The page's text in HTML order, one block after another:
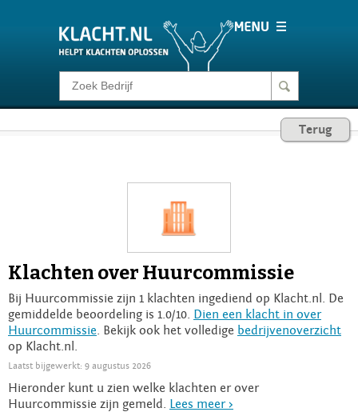
Klacht melden
Login
Terug
Klachten over Huurcommissie
Bij Huurcommissie zijn 1 klachten ingediend op Klacht.nl. De
gemiddelde beoordeling is 1.0/10. Dien een klacht in over
Huurcommissie . Bekijk ook het volledige bedrijvenoverzicht
op Klacht.nl.
Laatst bijgewerkt: 9 augustus 2026
Hieronder kunt u zien welke klachten er over
Huurcommissie zijn gemeld. Lees meer >